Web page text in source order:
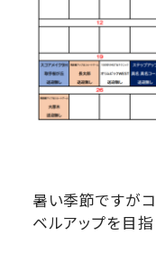
暑い季節ですが
ベルアップを目指